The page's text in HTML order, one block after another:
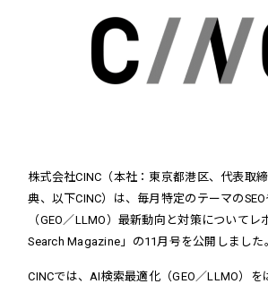
株式会社CINC（本社：東京都港区、代表取
典、以下CINC）は、毎月特定のテーマの
（GEO／LLMO）最新動向と対策についてレ
Search Magazine」の11月号を公開しました
CINCでは、AI検索最適化（GEO／LLMO）